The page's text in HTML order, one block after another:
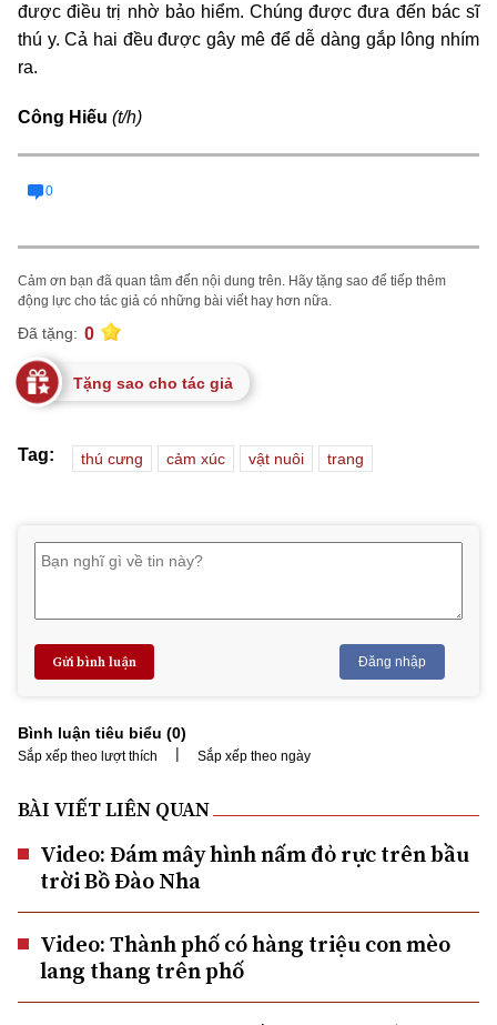
được điều trị nhờ bảo hiểm. Chúng được đưa đến bác sĩ
thú y. Cả hai đều được gây mê để dễ dàng gắp lông nhím
ra.
Công Hiếu (t/h)
0
Cảm ơn bạn đã quan tâm đến nội dung trên. Hãy tặng sao để tiếp thêm
động lực cho tác giả có những bài viết hay hơn nữa.
Đã tặng: 0
Tặng sao cho tác giả
Tag: thú cưng cảm xúc vật nuôi trang
Gửi bình luận Đăng nhập
Bình luận tiêu biểu (0)
Sắp xếp theo lượt thích | Sắp xếp theo ngày
BÀI VIẾT LIÊN QUAN
Video: Đám mây hình nấm đỏ rực trên bầu
trời Bồ Đào Nha
Video: Thành phố có hàng triệu con mèo
lang thang trên phố